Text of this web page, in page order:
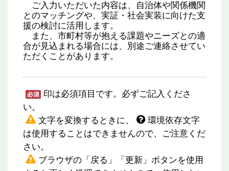
ご入力いただいた内容は、自治体や関係機関
とのマッチングや、実証・社会実装に向けた支
援の検討に活用します。
また、市町村等が抱える課題やニーズとの適
合が見込まれる場合には、別途ご連絡させてい
ただくことがあります。
印は必須項目です。必ずご記入くださ
い。
文字を変換するときに、
環境依存文字
は使用することはできませんので、ご注意くだ
さい。
ブラウザの「戻る」「更新」ボタンを使用